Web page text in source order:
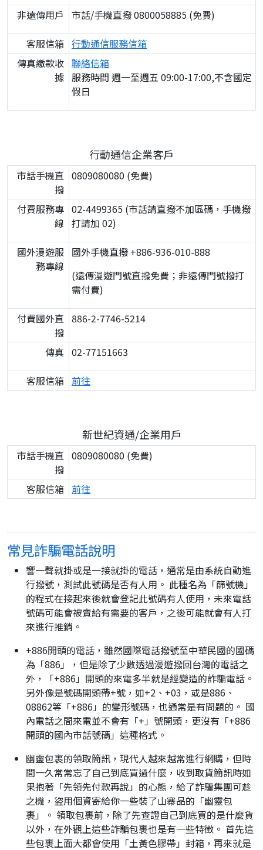
非遠傳用戶 市話/手機直撥 0800058885 (免費)
客服信箱 行動通信服務信箱
傳真繳款收
據
聯絡信箱
服務時間 週一至週五 09:00-17:00,不含國定
假日
行動通信企業客戶
市話手機直
撥
0809080080 (免費)
付費服務專
線
02-4499365 (市話請直撥不加區碼，手機撥
打請加 02)
國外漫遊服
務專線
國外手機直撥 +886-936-010-888
(遠傳漫遊門號直撥免費；非遠傳門號撥打
需付費)
付費國外直
撥
886-2-7746-5214
傳真 02-77151663
客服信箱 前往
新世紀資通/企業用戶
市話手機直
撥
0809080080 (免費)
客服信箱 前往
常見詐騙電話說明
響一聲就掛或是一接就掛的電話，通常是由系統自動進
行撥號，測試此號碼是否有人用。 此種名為「篩號機」
的程式在接起來後就會登記此號碼有人使用，未來電話
號碼可能會被賣給有需要的客戶，之後可能就會有人打
來進行推銷。
+886開頭的電話，雖然國際電話撥號至中華民國的國碼
為「886」，但是除了少數透過漫遊撥回台灣的電話之
外，「+886」開頭的來電多半就是經變造的詐騙電話。
另外像是號碼開頭帶+號，如+2、+03，或是886、
08862等「+886」的變形號碼，也通常是有問題的。 國
內電話之間來電並不會有「+」號開頭，更沒有「+886
開頭的國內市話號碼」這種格式。
幽靈包裹的領取簡訊，現代人越來越常進行網購，但時
間一久常常忘了自己到底買過什麼，收到取貨簡訊時如
果抱著「先領先付款再說」的心態，給了詐騙集團可趁
之機，盜用個資寄給你一些裝了山寨品的「幽靈包
裹」。 領取包裹前，除了先查證自己到底買的是什麼貨
以外，在外觀上這些詐騙包裹也是有一些特徵。 首先這
些包裹上面大都會使用「土黃色膠帶」封箱，再來就是